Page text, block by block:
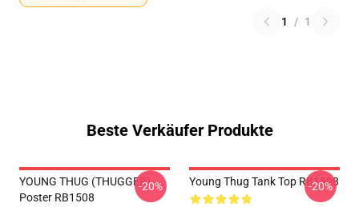
1 / 1
Beste Verkäufer Produkte
YOUNG THUG (THUGGER)
Poster RB1508
-20% Young Thug Tank Top RB1508
-20%